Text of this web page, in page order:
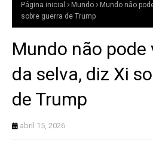
Página inicial Mundo
Mundo não
sobre guerra de Trump
Mundo não pode
da selva, diz Xi
de Trump
abril 15, 2026